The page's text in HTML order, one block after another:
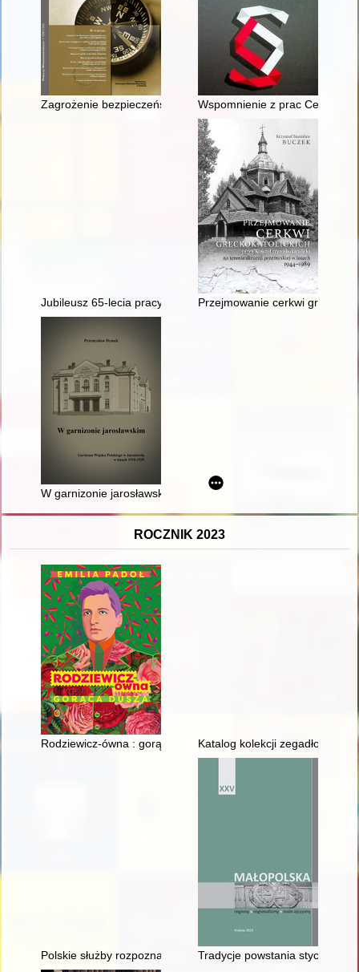
Zagrożenie bezpieczeństwa militarnego Rzeczypospolitej
Wspomnienie z prac Centrum
Jubileusz 65-lecia pracy naukowej Profesor Jadwigi
Przejmowanie cerkwi
W garnizonie jarosławskim : Garnizon Wojska Polskiego w
ROCZNIK 2023
Rodziewicz-ówna : gorąca duszaKatalog kolekcji
Polskie służby rozpoznawczo-wywiadowcze i ich rola w
Tradycje powstania